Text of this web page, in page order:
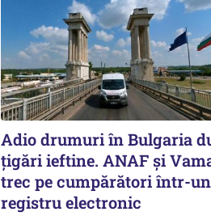
Adio drumuri în Bulgaria
țigări ieftine. ANAF și
trec pe cumpărători într-un
registru electronic